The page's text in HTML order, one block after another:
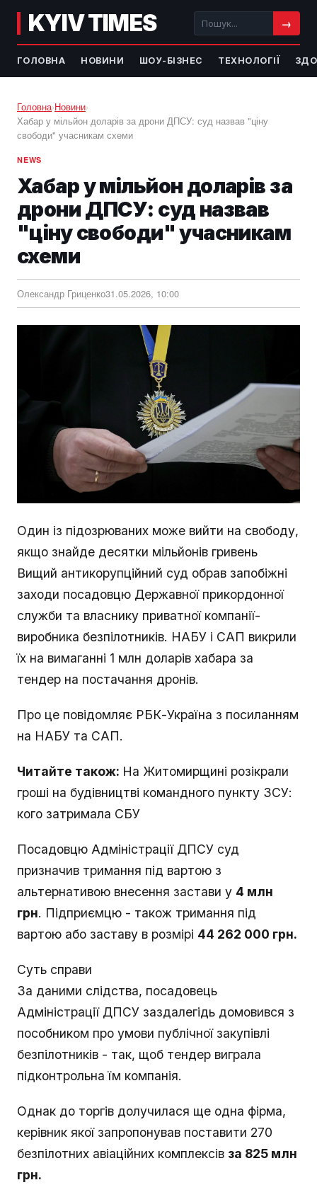
KYIV TIMES →
ГОЛОВНА НОВИНИ ШОУ-БІЗНЕС ТЕХНОЛОГІЇ
Головна›Новини›
Хабар у мільйон доларів за дрони ДПСУ: суд назвав "ціну
свободи" учасникам схеми
NEWS
Хабар у мільйон доларів за
дрони ДПСУ: суд назвав
"ціну свободи" учасникам
схеми
Олександр Гриценко31.05.2026, 10:00
Один із підозрюваних може вийти на свободу,
якщо знайде десятки мільйонів гривень
Вищий антикорупційний суд обрав запобіжні
заходи посадовцю Державної прикордонної
служби та власнику приватної компанії-
виробника безпілотників. НАБУ і САП викрили
їх на вимаганні 1 млн доларів хабара за
тендер на постачання дронів.
Про це повідомляє РБК-Україна з посиланням
на НАБУ та САП.
Читайте також: На Житомирщині розікрали
гроші на будівництві командного пункту ЗСУ:
кого затримала СБУ
Посадовцю Адміністрації ДПСУ суд
призначив тримання під вартою з
альтернативою внесення застави у 4 млн
грн. Підприємцю - також тримання під
вартою або заставу в розмірі 44 262 000 грн.
Суть справи
За даними слідства, посадовець
Адміністрації ДПСУ заздалегідь домовився з
пособником про умови публічної закупівлі
безпілотників - так, щоб тендер виграла
підконтрольна їм компанія.
Однак до торгів долучилася ще одна фірма,
керівник якої запропонував поставити 270
безпілотних авіаційних комплексів за 825 млн
грн.